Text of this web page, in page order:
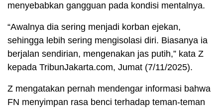
menyebabkan gangguan pada kondisi mentalnya.
“Awalnya dia sering menjadi korban ejekan,
sehingga lebih sering mengisolasi diri. Biasanya ia
berjalan sendirian, mengenakan jas putih,” kata Z
kepada TribunJakarta.com, Jumat (7/11/2025).
Z mengatakan pernah mendengar informasi bahwa
FN menyimpan rasa benci terhadap teman-teman